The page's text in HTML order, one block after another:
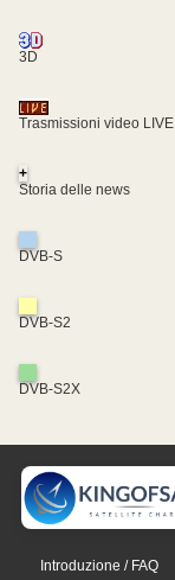
3D
Trasmissioni video LIVE
+
Storia delle news
DVB-S
DVB-S2
DVB-S2X
Introduzione / FAQ